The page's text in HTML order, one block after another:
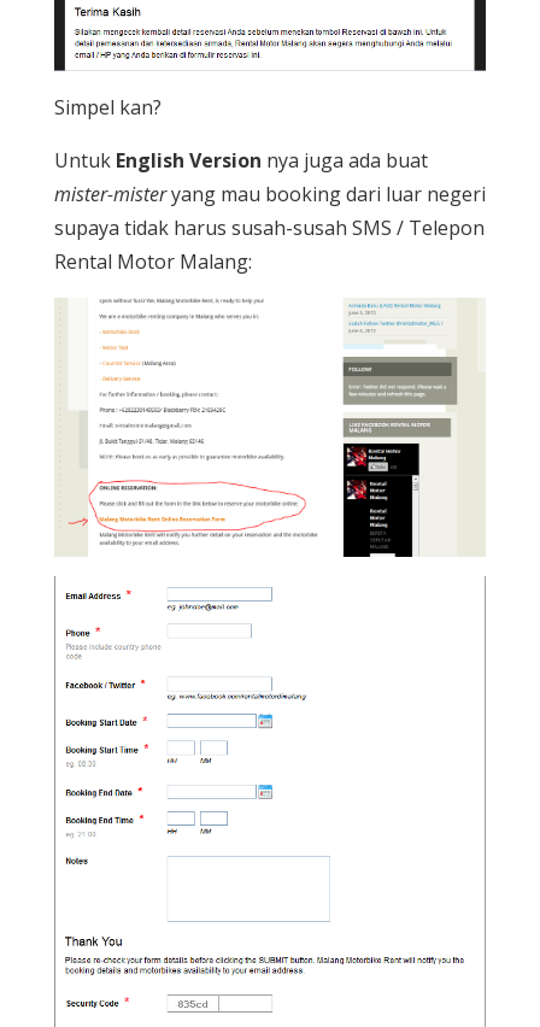
Simpel kan?
Untuk English Version nya juga ada buat
mister-misteryang mau booking dari luar negeri
supaya tidak harus susah-susah SMS / Telepon
Rental Motor Malang: